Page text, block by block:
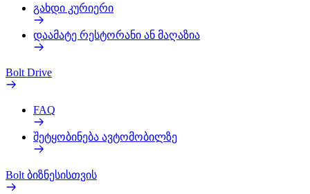
გახდი კურიერი
დაამატე რესტორანი ან მაღაზია
Bolt Drive
FAQ
შეტყობინება ავტომობილზე
Bolt ბიზნესისთვის